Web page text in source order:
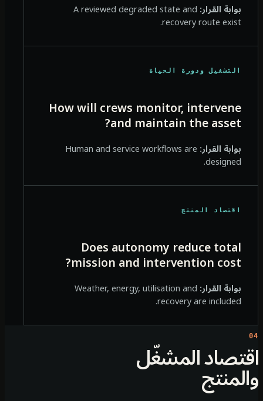
بوابة القرار:A reviewed degraded state and
recovery route exist.
التشغيل ودورة الحياة
How will crews monitor, intervene
and maintain the asset?
بوابة القرار:Human and service workflows are
designed.
اقتصاد المنتج
Does autonomy reduce total
mission and intervention cost?
بوابة القرار:Weather, energy, utilisation and
recovery are included.
المشغّل